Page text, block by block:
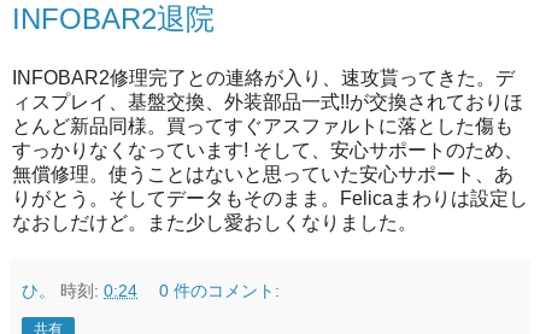
INFOBAR2退院
INFOBAR2修理完了との連絡が入り、速攻貰ってきた。デ
ィスプレイ、基盤交換、外装部品一式!!が交換されておりほ
とんど新品同様。買ってすぐアスファルトに落とした傷も
すっかりなくなっています! そして、安心サポートのため、
無償修理。使うことはないと思っていた安心サポート、あ
りがとう。そしてデータもそのまま。Felicaまわりは設定し
なおしだけど。また少し愛おしくなりました。
ひ。 時刻: 0:24 0 件のコメント:
共有